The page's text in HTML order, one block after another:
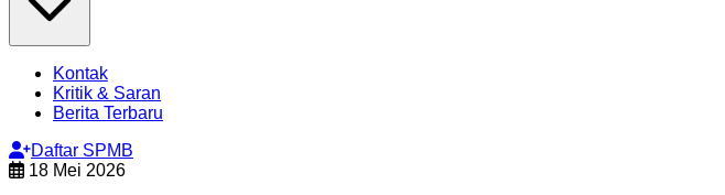
Kontak
Kritik & Saran
Berita Terbaru
Daftar SPMB
18 Mei 2026